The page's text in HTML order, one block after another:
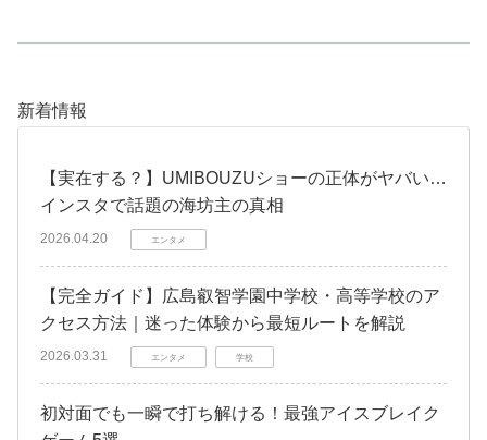
新着情報
【実在する？】UMIBOUZUショーの正体がヤバい…
インスタで話題の海坊主の真相
2026.04.20 エンタメ
【完全ガイド】広島叡智学園中学校・高等学校のア
クセス方法｜迷った体験から最短ルートを解説
2026.03.31 エンタメ 学校
初対面でも一瞬で打ち解ける！最強アイスブレイク